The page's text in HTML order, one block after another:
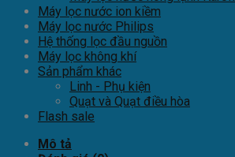
Máy lọc nước ion kiềm
Máy lọc nước Philips
Hệ thống lọc đầu nguồn
Máy lọc không khí
Sản phẩm khác
Linh - Phụ kiện
Quạt và Quạt điều hòa
Flash sale
Mô tả